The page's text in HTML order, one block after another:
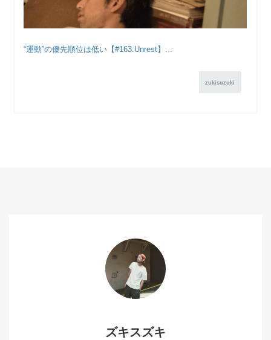
“運動”の優先順位は低い【#163.Unrest】...
zukisuzuki
ズキスズキ